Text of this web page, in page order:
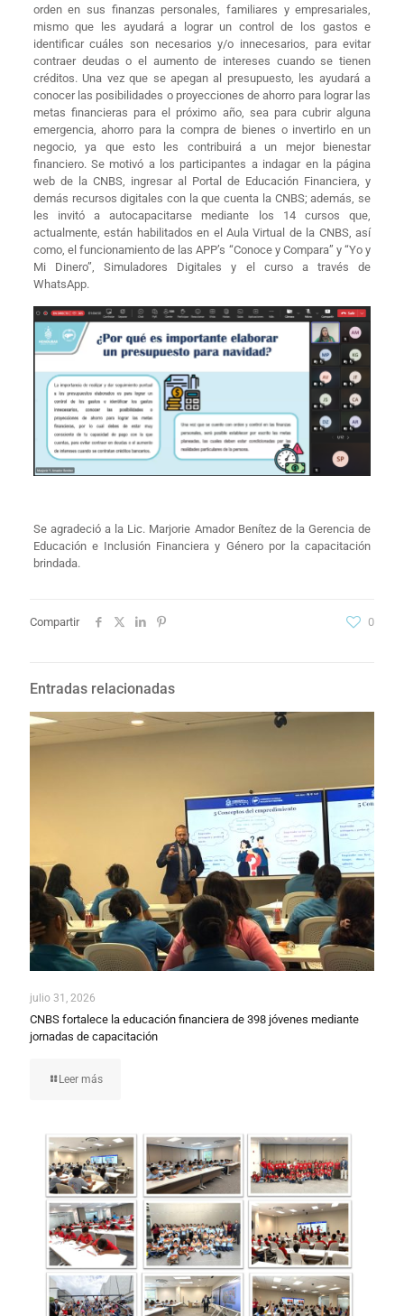
orden en sus finanzas personales, familiares y empresariales,
mismo que les ayudará a lograr un control de los gastos e
identificar cuáles son necesarios y/o innecesarios, para evitar
contraer deudas o el aumento de intereses cuando se tienen
créditos. Una vez que se apegan al presupuesto, les ayudará a
conocer las posibilidades o proyecciones de ahorro para lograr las
metas financieras para el próximo año, sea para cubrir alguna
emergencia, ahorro para la compra de bienes o invertirlo en un
negocio, ya que esto les contribuirá a un mejor bienestar
financiero. Se motivó a los participantes a indagar en la página
web de la CNBS, ingresar al Portal de Educación Financiera, y
demás recursos digitales con la que cuenta la CNBS; además, se
les invitó a autocapacitarse mediante los 14 cursos que,
actualmente, están habilitados en el Aula Virtual de la CNBS, así
como, el funcionamiento de las APP’s “Conoce y Compara” y “Yo y
Mi Dinero”, Simuladores Digitales y el curso a través de
WhatsApp.
Se agradeció a la Lic. Marjorie Amador Benítez de la Gerencia de
Educación e Inclusión Financiera y Género por la capacitación
brindada.​
Compartir 0
Entradas relacionadas
julio 31, 2026
CNBS fortalece la educación financiera de 398 jóvenes mediante
jornadas de capacitación
Leer más